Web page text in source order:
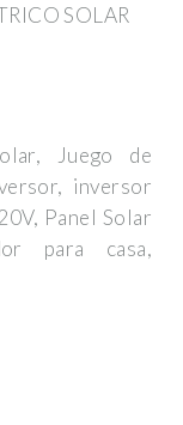
SOLAR
Juego de
inversor
Panel Solar
para casa,